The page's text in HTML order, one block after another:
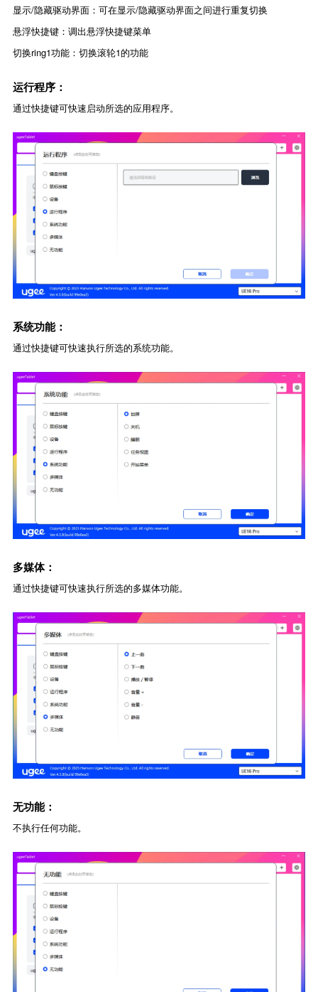
显示/隐藏驱动界面：可在显示/隐藏驱动界面之间进行重复切换
悬浮快捷键：调出悬浮快捷键菜单
切换ring1功能：切换滚轮1的功能
运行程序：
通过快捷键可快速启动所选的应用程序。
系统功能：
通过快捷键可快速执行所选的系统功能。
多媒体：
通过快捷键可快速执行所选的多媒体功能。
无功能：
不执行任何功能。